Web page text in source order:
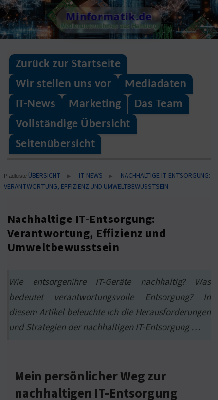
Skip
to
content
Minformatik.de
Medienunternehmen aus Hamburg
Zurück zur Startseite
Wir stellen uns vor
Mediadaten
IT-News
Marketing
Das Team
Vollständige Übersicht
Seitenübersicht
Pfadleiste ÜBERSICHT ▶ IT-NEWS ▶
NACHHALTIGE IT-ENTSORGUNG:
VERANTWORTUNG, EFFIZIENZ UND UMWELTBEWUSSTSEIN
Nachhaltige IT-Entsorgung:
Verantwortung, Effizienz und
Umweltbewusstsein
Wie entsorgenihre IT-Geräte nachhaltig? Was
bedeutet verantwortungsvolle Entsorgung? In
diesem Artikel beleuchte ich die Herausforderungen
und Strategien der nachhaltigen IT-Entsorgung …
Mein persönlicher Weg zur
nachhaltigen IT-Entsorgung